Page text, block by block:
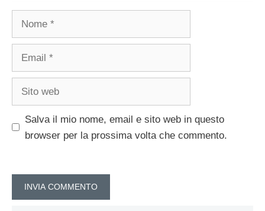
Salva il mio nome, email e sito web in questo
browser per la prossima volta che commento.